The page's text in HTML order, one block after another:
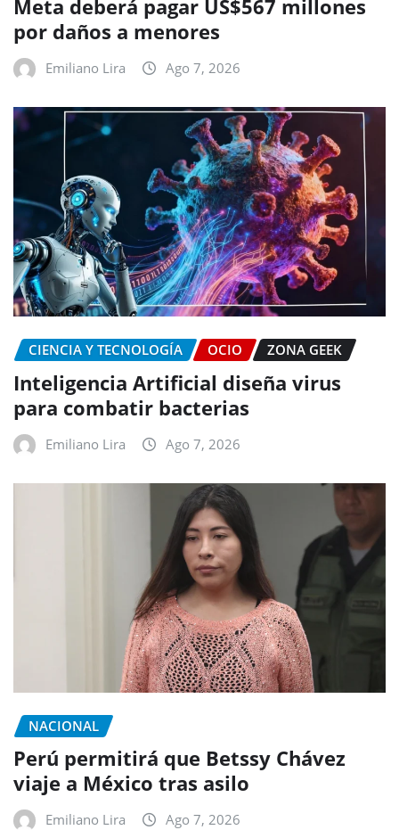
Meta deberá pagar US$567 millones
por daños a menores
Emiliano Lira Ago 7, 2026
CIENCIA Y TECNOLOGÍA OCIO ZONA GEEK
Inteligencia Artificial diseña virus
para combatir bacterias
Emiliano Lira Ago 7, 2026
NACIONAL
Perú permitirá que Betssy Chávez
viaje a México tras asilo
Emiliano Lira Ago 7, 2026